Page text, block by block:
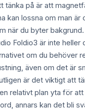
tänka på är att
kan lossna om man är
när du byter
Foldio3 är inte heller
om du behöver
även om det är
är det viktigt att
relativt plan yta för att
annars kan det bli